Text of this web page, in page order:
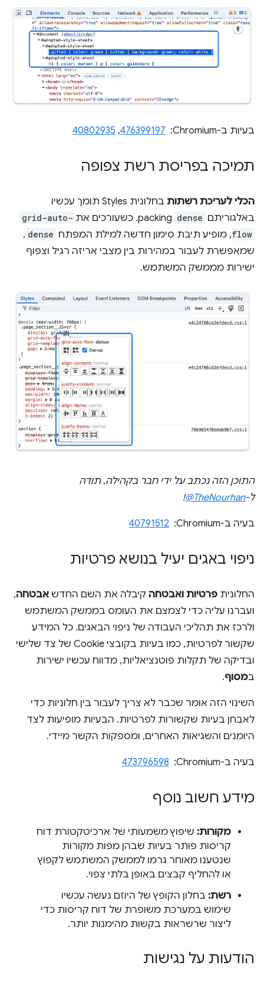
בעיות ב-Chromium: ‏ 476399197
,
40802935
תמיכה בפריסת רשת צפופה
הכלי לעריכת רשתות
בחלונית Styles תומך עכשיו
באלגוריתם dense
grid-auto-
flow, מופיע תיבת סימון חדשה למילת המפתח dense
,
שמאפשרת לעבור במהירות בין מצבי אריזה רגיל וצפוף
ישירות מממשק המשתמש.
התוכן הזה נכתב על ידי חבר בקהילה, תודה
ל-‎@TheNourhan
!
בעיה ב-Chromium: ‏ 40791512
ניפוי באגים יעיל בנושא פרטיות
החלונית פרטיות ואבטחה קיבלה את השם החדש אבטחה,
ועברנו עליה כדי לצמצם את העומס בממשק המשתמש
ולרכז את תהליכי העבודה של ניפוי הבאגים. כל המידע
שקשור לפרטיות, כמו בעיות בקובצי Cookie של צד שלישי
ובדיקה של תקלות פוטנציאליות, מדווח עכשיו ישירות
במסוף.
השינוי הזה אומר שכבר לא צריך לעבור בין חלוניות כדי
לאבחן בעיות שקשורות לפרטיות. הבעיות מופיעות לצד
היומנים והשגיאות האחרים, ומספקות הקשר מיידי.
בעיה ב-Chromium: ‏ 473796598
מידע חשוב נוסף
מקורות: שיפוץ משמעותי של ארכיטקטורת דוח
קריסות פותר בעיות שבהן מפות מקורות
שנטענו מאוחר גרמו לממשק המשתמש לקפוץ
או להחליף קבצים באופן בלתי צפוי.
רשת: בחלון הקופץ של היוזם נעשה עכשיו
שימוש במערכת משופרת של דוח קריסות כדי
ליצור שרשראות בקשות מהימנות יותר.
הודעות על נגישות